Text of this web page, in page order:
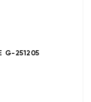
251205